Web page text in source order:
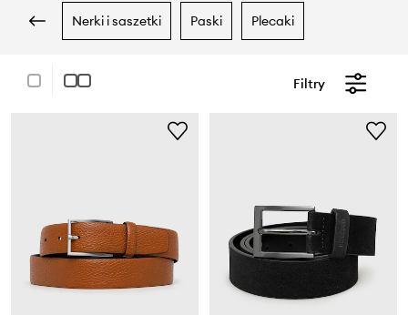
nerki i saszetki paski plecaki
Filtry